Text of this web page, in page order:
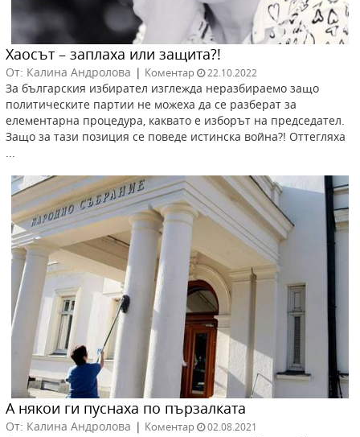
Хаосът – заплаха или защита?!
От: Калина Андролова | Коментар 22.10.2022
За българския избирател изглежда неразбираемо защо
политическите партии не можеха да се разберат за
елементарна процедура, каквато е изборът на председател.
Защо за тази позиция се поведе истинска война?! Оттегляха
...
А някои ги пуснаха по пързалката
От: Калина Андролова | Коментар 02.08.2021